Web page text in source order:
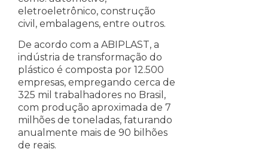
eletroeletrônico, construção
civil, embalagens, entre outros.
De acordo com a ABIPLAST, a
indústria de transformação do
plástico é composta por 12.500
empresas, empregando cerca de
325 mil trabalhadores no Brasil,
com produção aproximada de 7
milhões de toneladas, faturando
anualmente mais de 90 bilhões
de reais.